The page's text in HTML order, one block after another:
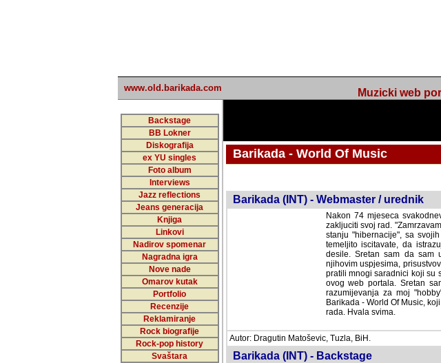
www.old.barikada.com Muzicki web
Backstage
BB Lokner
Diskografija
ex YU singles
Foto album
Interviews
Jazz reflections
Jeans generacija
Knjiga
Linkovi
Nadirov spomenar
Nagradna igra
Nove nade
Omarov kutak
Portfolio
Recenzije
Reklamiranje
Rock biografije
Rock-pop history
Svaštara
Barikada - World Of Music
Barikada (INT) - Webmaster / urednik
Nakon 74 mjeseca
zakljuciti svoj rad.
stanju "hibernacije", sa
temeljito iscitavate, da
Sretan sam da sam u
uspjesima, prisustvovati
mnogi saradnici koji su
web portala. Sretan sam
razumijevanja za moj
Barikada - World Of Music,
rada. Hvala svima.
Autor: Dragutin Matoševic, Tuzla, BiH.
Barikada (INT) - Backstage